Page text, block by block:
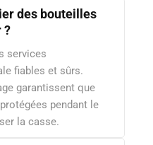
des bouteilles
?
services
fiables et sûrs.
garantissent que
pendant le
la casse.